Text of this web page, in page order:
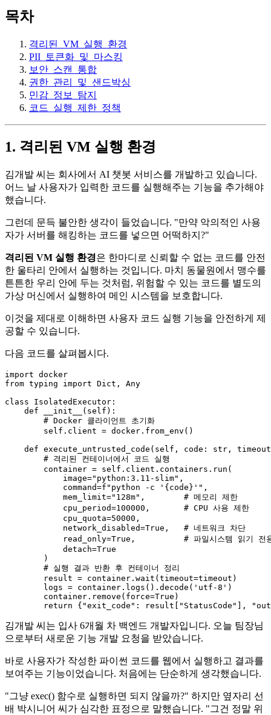
목차
격리된_VM_실행_환경
PII_토큰화_및_마스킹
보안_스캔_통합
권한_관리_및_샌드박싱
민감_정보_탐지
코드_실행_제한_정책
1. 격리된 VM 실행 환경
김개발 씨는 회사에서 AI 챗봇 서비스를 개발하고 있습니다.
어느 날 사용자가 입력한 코드를 실행해주는 기능을 추가해야
했습니다.
그런데 문득 불안한 생각이 들었습니다. "만약 악의적인 사용
자가 서버를 해킹하는 코드를 넣으면 어떡하지?"
격리된 VM 실행 환경은 한마디로 신뢰할 수 없는 코드를 안전
한 울타리 안에서 실행하는 것입니다. 마치 동물원에서 맹수를
튼튼한 우리 안에 두는 것처럼, 위험할 수 있는 코드를 별도의
가상 머신에서 실행하여 메인 시스템을 보호합니다.
이것을 제대로 이해하면 사용자 코드 실행 기능을 안전하게 제
공할 수 있습니다.
다음 코드를 살펴봅시다.
import
from typing import Dict , Any
class
IsolatedExecutor :
def
__init__ ( self ):
# Docker 클라이언트 초기화
self .client = docker.from_env()
def execute_untrusted_code ( self, code: str ,
# 격리된 컨테이너에서 코드 실행
        container =
self .client.containers.run(
            image=
"python:3.11-slim" ,
            command=
f"python -c ' {code} '" ,
            mem_limit=
"128m" , # 메모리 제한
            cpu_period=
100000 , # CPU 사용 제한
            cpu_quota=
50000 ,
            network_disabled=
True , # 네트워크 차단
            read_only=
True , # 파일시스템 읽기 전
            detach=
True
        )
# 실행 결과 반환 후 컨테이너 정리
        result = container.wait(timeout=timeout)
        logs = container.logs().decode(
'utf-8' )
        container.remove(force=
True )
return { "exit_code" : result[ "StatusCode" ],
김개발 씨는 입사 6개월 차 백엔드 개발자입니다. 오늘 팀장님
으로부터 새로운 기능 개발 요청을 받았습니다.
바로 사용자가 작성한 파이썬 코드를 웹에서 실행하고 결과를
보여주는 기능이었습니다. 처음에는 단순하게 생각했습니다.
"그냥 exec() 함수로 실행하면 되지 않을까?" 하지만 옆자리 선
배 박시니어 씨가 심각한 표정으로 말했습니다. "그건 정말 위